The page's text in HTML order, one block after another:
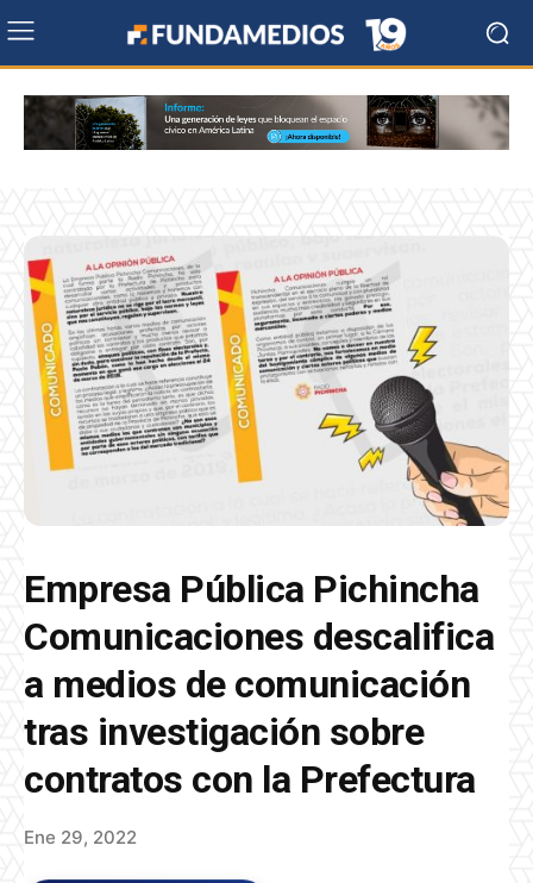
Empresa Pública Pichincha
Comunicaciones descalifica
a medios de comunicación
tras investigación sobre
contratos con la Prefectura
Ene 29, 2022